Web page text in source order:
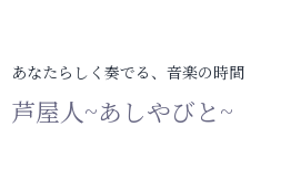
あなたらしく奏でる、音楽の時間
芦屋人~あしやびと~